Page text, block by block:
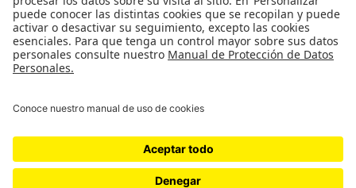
Política
Medios y periodismo